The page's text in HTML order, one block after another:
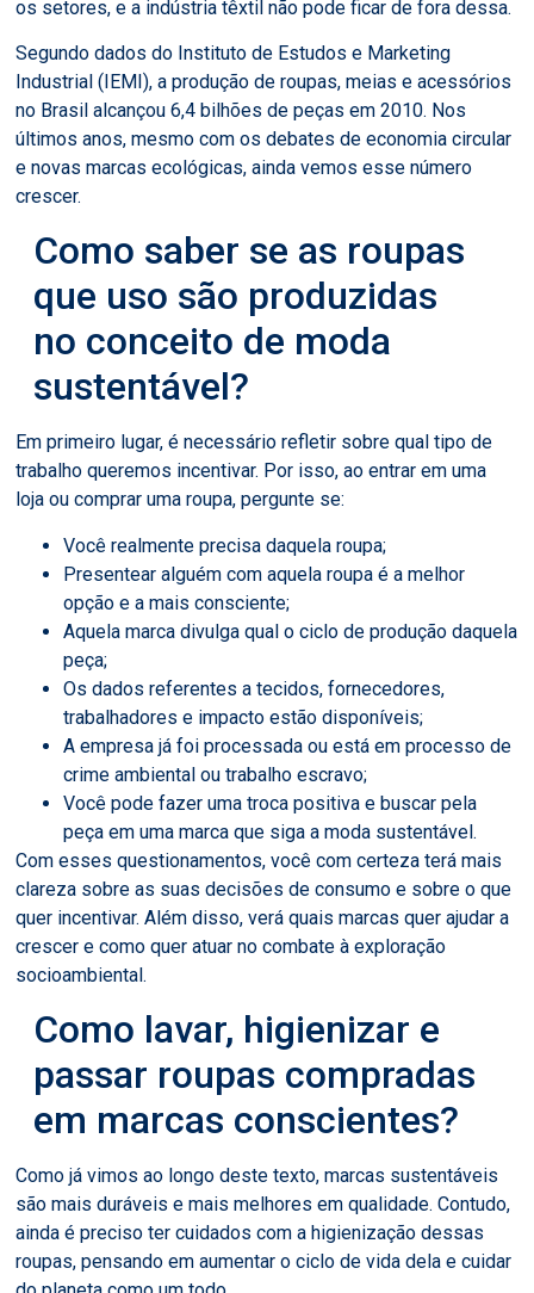
os setores, e a indústria têxtil não pode ficar de fora dessa.
Segundo dados do Instituto de Estudos e Marketing
Industrial (IEMI), a produção de roupas, meias e acessórios
no Brasil alcançou 6,4 bilhões de peças em 2010. Nos
últimos anos, mesmo com os debates de economia circular
e novas marcas ecológicas, ainda vemos esse número
crescer.
Como saber se as roupas
que uso são produzidas
no conceito de moda
sustentável?
Em primeiro lugar, é necessário refletir sobre qual tipo de
trabalho queremos incentivar. Por isso, ao entrar em uma
loja ou comprar uma roupa, pergunte se:
Você realmente precisa daquela roupa;
Presentear alguém com aquela roupa é a melhor
opção e a mais consciente;
Aquela marca divulga qual o ciclo de produção daquela
peça;
Os dados referentes a tecidos, fornecedores,
trabalhadores e impacto estão disponíveis;
A empresa já foi processada ou está em processo de
crime ambiental ou trabalho escravo;
Você pode fazer uma troca positiva e buscar pela
peça em uma marca que siga a moda sustentável.
Com esses questionamentos, você com certeza terá mais
clareza sobre as suas decisões de consumo e sobre o que
quer incentivar. Além disso, verá quais marcas quer ajudar a
crescer e como quer atuar no combate à exploração
socioambiental.
Como lavar, higienizar e
passar roupas compradas
em marcas conscientes?
Como já vimos ao longo deste texto, marcas sustentáveis
são mais duráveis e mais melhores em qualidade. Contudo,
ainda é preciso ter cuidados com a higienização dessas
roupas, pensando em aumentar o ciclo de vida dela e cuidar